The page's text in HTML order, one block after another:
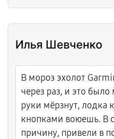
Илья Шевченко
В мороз эхолот
через раз, и это
руки мёрзнут, лодка
кнопками воюешь. В
причину, привели в